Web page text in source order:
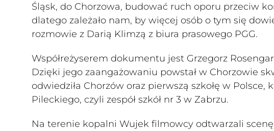
Śląsk, do Chorzowa, budować ruch oporu przeciw
dlatego zależało nam, by więcej osób o tym się
rozmowie z Darią Klimzą z biura prasowego PGG.
Współreżyserem dokumentu jest Grzegorz
Dzięki jego zaangażowaniu powstał w Chorzowie
odwiedziła Chorzów oraz pierwszą szkołę w
Pileckiego, czyli zespół szkół nr 3 w Zabrzu.
Na terenie kopalni Wujek filmowcy odtwarzali